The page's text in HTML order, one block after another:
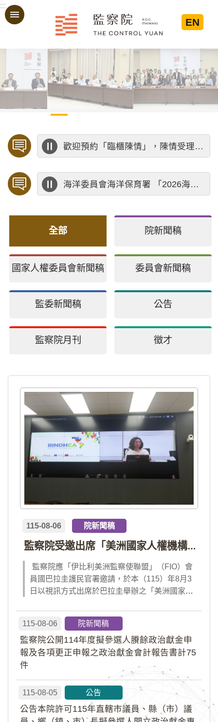
跳到主要內容區塊
:::
EN
歡迎預約「臨櫃陳情」，陳情受理中心將優先排定人員與您接談，釐清案情爭點後收案處理，以節省您的寶貴時間。
海洋委員會海洋保育署 「2026海洋保育創意短影音競賽」活動
全部 院新聞稿
國家人權委員會新聞稿 委員會新聞稿
監委新聞稿 公告
監察院月刊 徵才
監察院受邀出席「美洲國家人權機構網絡」年會 分享我國氣候災害防治經驗 打造國際永續韌性
115-08-06 院新聞稿
監察院應「伊比利美洲監察使聯盟」（FIO）會
員國巴拉圭護民官署邀請，於本（115）年8月3
日以視訊方式出席於巴拉圭舉辦之「美洲國家人
報告，就美洲地區環境災害、氣候緊急狀態與人
權風險等議題，與拉美地區監察機構、護民官署
及紅十字國際委員會、原住民社區支持組織...
115-08-06 院新聞稿
監察院公開114年度擬參選人賸餘政治獻金申
報及各項更正申報之政治獻金會計報告書計75
件
115-08-05 公告
公告本院許可115年直轄市議員、縣（市）議